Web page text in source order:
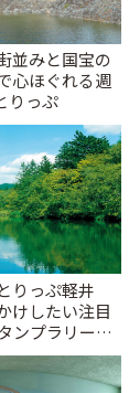
並みと国宝の
心ほぐれる週
りっぷ
りっぷ軽井
けしたい注目
ンプラリー開